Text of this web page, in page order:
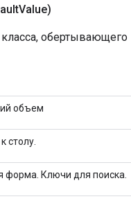
Value)
объем
столу.
форма. Ключи для поиска.